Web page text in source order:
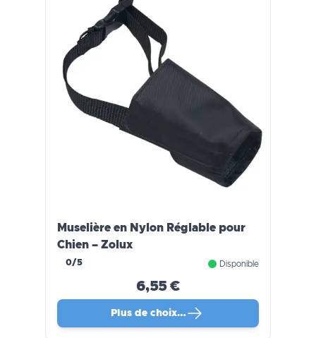
Muselière en Nylon Réglable pour
Chien – Zolux
0/5 Disponible
6,55 €
Plus de choix…